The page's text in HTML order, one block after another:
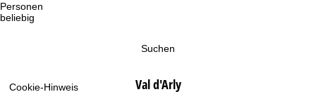
Cookie-Hinweis
Personen
beliebig
Suchen
Val d'Arly